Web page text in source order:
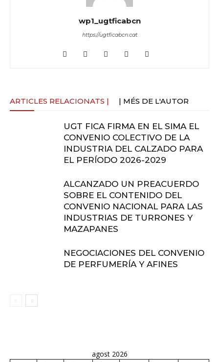
wp1_ugtficabcn
https://ugtficabcn.cat
ARTICLES RELACIONATS | | MÉS DE L'AUTOR
UGT FICA FIRMA EN EL SIMA EL
CONVENIO COLECTIVO DE LA
INDUSTRIA DEL CALZADO PARA
EL PERÍODO 2026-2029
ALCANZADO UN PREACUERDO
SOBRE EL CONTENIDO DEL
CONVENIO NACIONAL PARA LAS
INDUSTRIAS DE TURRONES Y
MAZAPANES
NEGOCIACIONES DEL CONVENIO
DE PERFUMERÍA Y AFINES
agost 2026